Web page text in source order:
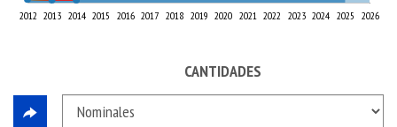
2012 2013 2014 2015 2016 2017 2018 2019 2020 2021 2022 2023 2024 2025 2026
CANTIDADES